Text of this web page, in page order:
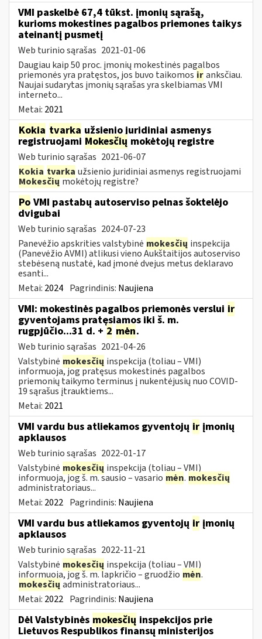
VMI paskelbė 67,4 tūkst. įmonių sąrašą,
kurioms mokestines pagalbos priemones taikys
ateinantį pusmetį
Web turinio sąrašas 2021-01-06
Daugiau kaip 50 proc. įmonių mokestinės pagalbos
priemonės yra pratęstos, jos buvo taikomos iranksčiau.
Naujai sudarytas įmonių sąrašas yra skelbiamas VMI
interneto...
Metai: 2021
Kokia tvarka užsienio juridiniai asmenys
registruojami Mokesčių mokėtojų registre
Web turinio sąrašas 2021-06-07
Kokia tvarka užsienio juridiniai asmenys registruojami
Mokesčiųmokėtojų registre?
Po VMI pastabų autoserviso pelnas šoktelėjo
dvigubai
Web turinio sąrašas 2024-07-23
Panevėžio apskrities valstybinė mokesčių inspekcija
(Panevėžio AVMI) atlikusi vieno Aukštaitijos autoserviso
stebėseną nustatė, kad įmonė dvejus metus deklaravo
esanti...
Metai: 2024 Pagrindinis: Naujiena
VMI: mokestinės pagalbos priemonės verslui ir
gyventojams pratęsiamos iki š. m.
rugpjūčio...31 d. + 2 mėn.
Web turinio sąrašas 2021-04-26
Valstybinė mokesčių inspekcija (toliau – VMI)
informuoja, jog pratęsus mokestinės pagalbos
priemonių taikymo terminus į nukentėjusių nuo COVID-
19 sąrašus įtrauktiems...
Metai: 2021
VMI vardu bus atliekamos gyventojų ir įmonių
apklausos
Web turinio sąrašas 2022-01-17
Valstybinė mokesčių inspekcija (toliau – VMI)
informuoja, jog š. m. sausio – vasario mėn. mokesčių
administratoriaus...
Metai: 2022 Pagrindinis: Naujiena
VMI vardu bus atliekamos gyventojų ir įmonių
apklausos
Web turinio sąrašas 2022-11-21
Valstybinė mokesčių inspekcija (toliau – VMI)
informuoja, jog š. m. lapkričio – gruodžio mėn.
mokesčių administratoriaus...
Metai: 2022 Pagrindinis: Naujiena
Dėl Valstybinės mokesčių inspekcijos prie
Lietuvos Respublikos finansų ministerijos